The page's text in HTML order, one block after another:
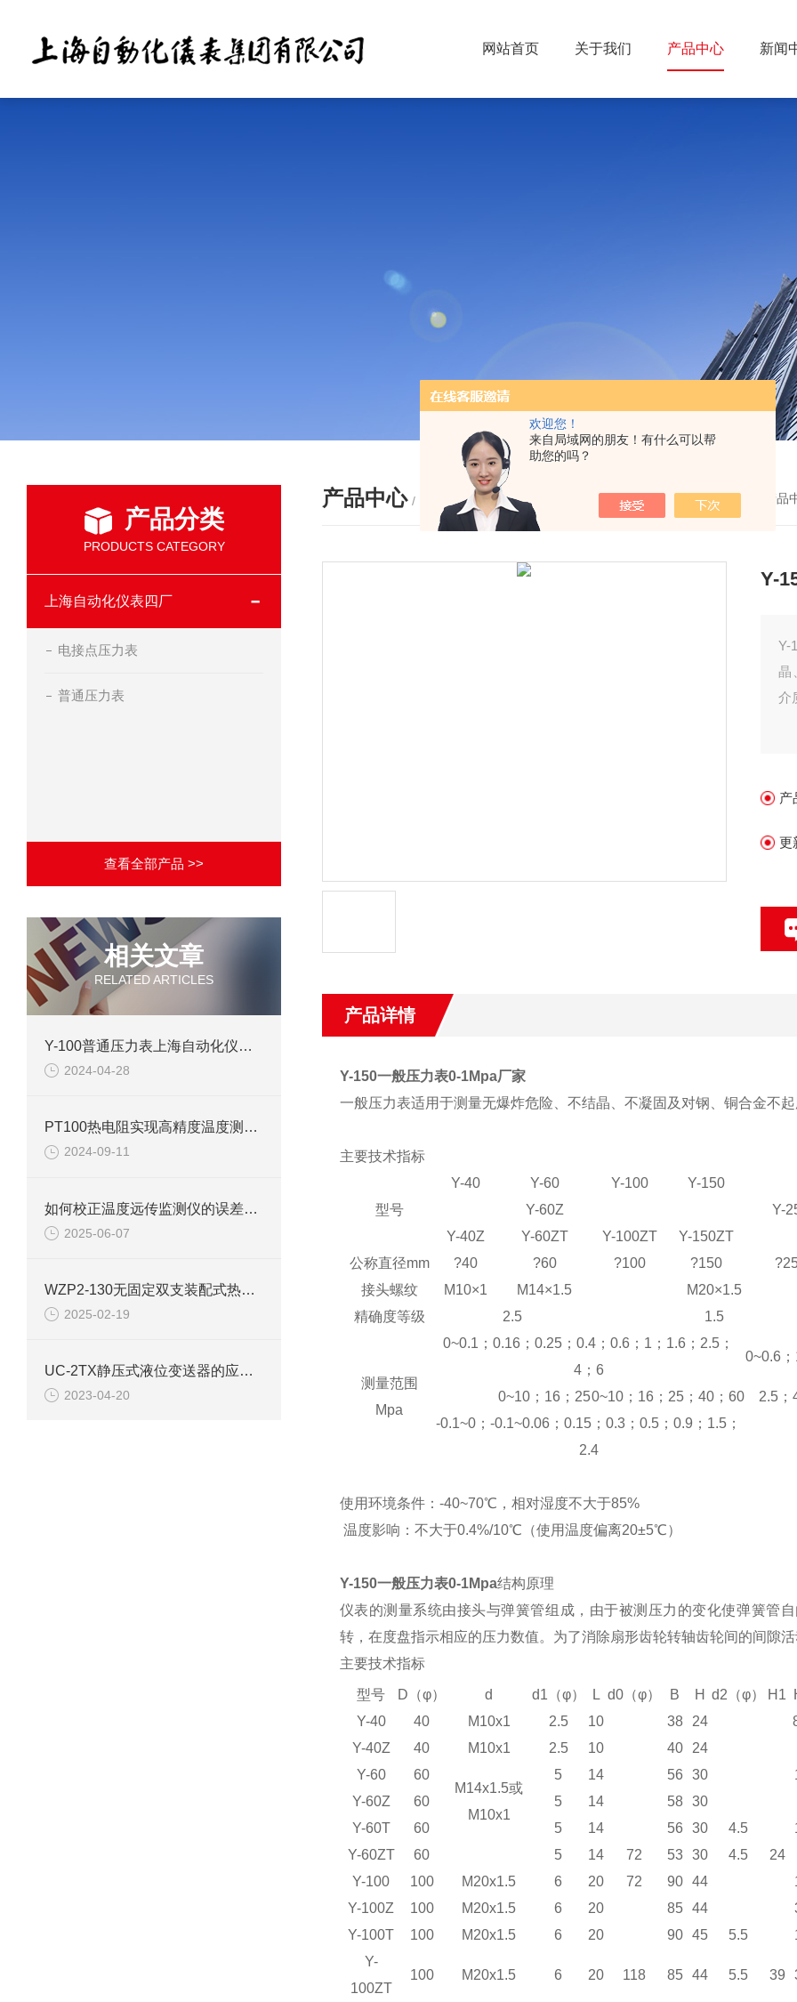
欢迎您！
来自局域网的朋友！有什么可以帮
助您的吗？
网站首页 关于我们 产品中心 新闻
产品分类
PRODUCTS CATEGORY
上海自动化仪表四厂
电接点压力表
普通压力表
查看全部产品 >>
相关文章
RELATED ARTICLES
Y-100普通压力表上海自动化仪表四厂产品介绍
2024-04-28
PT100热电阻实现高精度温度测量的可靠工具
2024-09-11
如何校正温度远传监测仪的误差呢？
2025-06-07
WZP2-130无固定双支装配式热电阻使用选型
2025-02-19
UC-2TX静压式液位变送器的应用需要遵循的选型规则
2023-04-20
产品中心 / PRODUCTS 您的位置： 首页 产品
Y-
Y-
晶
介
产
更
产品详情
Y-150一般压力表0-1Mpa厂家
一般压力表适用于测量无爆炸危险、不结晶、不凝固及对钢、铜合金不
主要技术指标
型号
Y-40
Y-40Z
Y-60
Y-60Z
Y-60ZT
Y-100
Y-100ZT
Y-150
Y-150ZT
Y-
公称直径mm ?40 ?60 ?100 ?150
接头螺纹
M10×1 M14×1.5
M20×1.5
精确度等级
2.5 1.5
测量范围
Mpa
0~0.1；0.16；0.25；0.4；0.6；1；1.6；2.5；
4；6
0~0.6
0~10；16；250~10；16；25；40；60
2.5；
-0.1~0；-0.1~0.06；0.15；0.3；0.5；0.9；1.5；
2.4
使用环境条件：-40~70℃ ，相对湿度不大于85%
温度影响：不大于0.4%/10℃ （使用温度偏离20±5℃）
Y-150一般压力表0-1Mpa结构原理
仪表的测量系统由接头与弹簧管组成，由于被测压力的变化使弹簧管
转，在度盘指示相应的压力数值。为了消除扇形齿轮转轴齿轮间的间隙
主要技术指标
型号 D （φ） d d1 （φ） L d0（φ） B H d2 （φ） H1
Y-40
40 M10x1 2.5 10 38 24
Y-40Z
40 M10x1 2.5 10 40 24
Y-60
60
M14x1.5或
M10x1
5 14 56 30
Y-60Z
60 5 14 58 30
Y-60T
60 5 14 56 30 4.5
Y-60ZT
60 5 14 72 53 30 4.5 24
Y-100
100 M20x1.5 6 20 72 90 44
Y-100Z
100 M20x1.5 6 20 85 44
Y-100T
100 M20x1.5 6 20 90 45 5.5
Y-
100ZT
100 M20x1.5 6 20 118 85 44 5.5 39